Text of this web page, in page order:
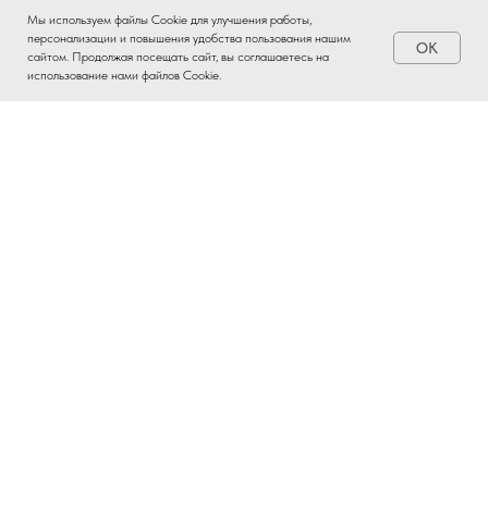
Мы используем файлы Cookie для улучшения работы,
персонализации и повышения удобства пользования нашим
сайтом. Продолжая посещать сайт, вы соглашаетесь на
использование нами файлов Cookie.
OK